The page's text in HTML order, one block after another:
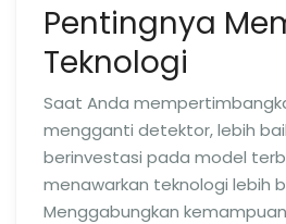
Pentingnya
Teknologi
Saat Anda
mengganti detektor, lebih
berinvestasi pada model
menawarkan teknologi lebih
Menggabungkan